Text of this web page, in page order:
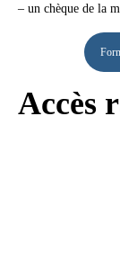
– un chèque de la
Accès